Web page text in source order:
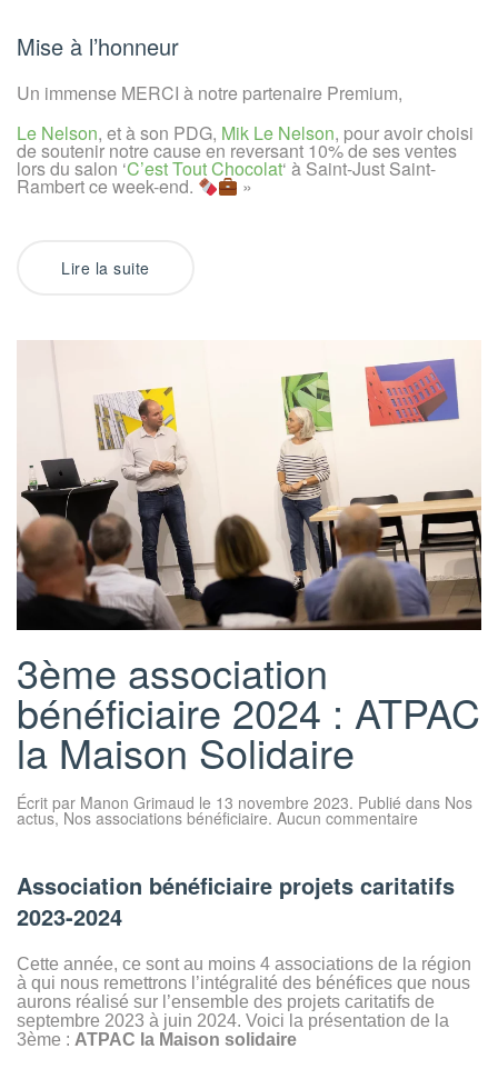
par
Le
Mise à l’honneur
Un immense MERCI à notre partenaire Premium,
Le Nelson, et à son PDG, Mik Le Nelson, pour avoir choisi
de soutenir notre cause en reversant 10% de ses ventes
lors du salon ‘C’est Tout Chocolat‘ à Saint-Just Saint-
Rambert ce week-end. »
Lire la suite
3ème association
bénéficiaire 2024 : ATPAC
la Maison Solidaire
Écrit par Manon Grimaud le 13 novembre 2023. Publié dans Nos
actus, Nos associations bénéficiaire. Aucun commentaire
2024
:
Solidaire
Association bénéficiaire projets caritatifs
2023-2024
Cette année, ce sont au moins 4 associations de la région
à qui nous remettrons l’intégralité des bénéfices que nous
aurons réalisé sur l’ensemble des projets caritatifs de
septembre 2023 à juin 2024. Voici la présentation de la
3ème : ATPAC la Maison solidaire